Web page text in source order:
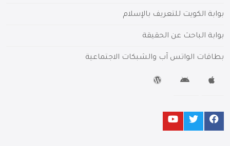
بوابة الكويت للتعريف بالإسلام
بوابة الباحث عن الحقيقة
بطاقات الواتس آب والشبكات الاجتماعية